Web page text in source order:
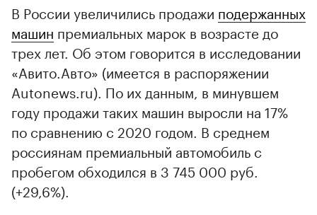
В России увеличились продажи подержанных
машин премиальных марок в возрасте до
трех лет. Об этом говорится в исследовании
«Авито.Авто» (имеется в распоряжении
Autonews.ru). По их данным, в минувшем
году продажи таких машин выросли на 17%
по сравнению с 2020 годом. В среднем
россиянам премиальный автомобиль с
пробегом обходился в 3 745 000 руб.
(+29,6%).